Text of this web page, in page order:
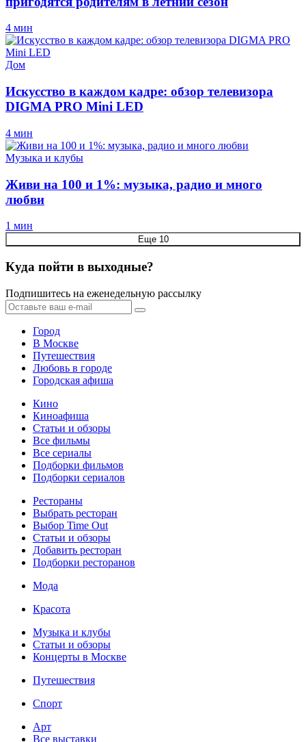
4 мин
Дом
Искусство в каждом кадре: обзор телевизора
DIGMA PRO Mini LED
4 мин
Музыка и клубы
Живи на 100 и 1%: музыка, радио и много
любви
1 мин
Еще 10
Куда пойти в выходные?
Подпишитесь на еженедельную рассылку
Город
В Москве
Путешествия
Любовь в городе
Городская афиша
Кино
Киноафиша
Статьи и обзоры
Все фильмы
Все сериалы
Подборки фильмов
Подборки сериалов
Рестораны
Выбрать ресторан
Выбор Time Out
Статьи и обзоры
Добавить ресторан
Подборки ресторанов
Мода
Красота
Музыка и клубы
Статьи и обзоры
Концерты в Москве
Путешествия
Спорт
Арт
Все выставки